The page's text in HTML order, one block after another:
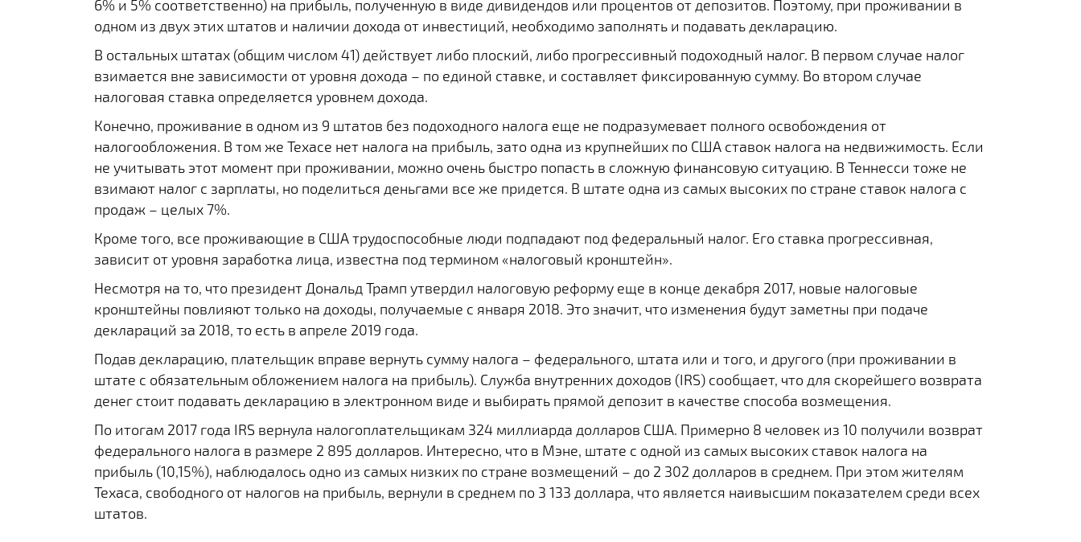
6% и 5% соответственно) на прибыль, полученную в виде дивидендов или процентов от депозитов. Поэтому, при проживании в
одном из двух этих штатов и наличии дохода от инвестиций, необходимо заполнять и подавать декларацию.
В остальных штатах (общим числом 41) действует либо плоский, либо прогрессивный подоходный налог. В первом случае налог
взимается вне зависимости от уровня дохода – по единой ставке, и составляет фиксированную сумму. Во втором случае
налоговая ставка определяется уровнем дохода.
Конечно, проживание в одном из 9 штатов без подоходного налога еще не подразумевает полного освобождения от
налогообложения. В том же Техасе нет налога на прибыль, зато одна из крупнейших по США ставок налога на недвижимость. Если
не учитывать этот момент при проживании, можно очень быстро попасть в сложную финансовую ситуацию. В Теннесси тоже не
взимают налог с зарплаты, но поделиться деньгами все же придется. В штате одна из самых высоких по стране ставок налога с
продаж – целых 7%.
Кроме того, все проживающие в США трудоспособные люди подпадают под федеральный налог. Его ставка прогрессивная,
зависит от уровня заработка лица, известна под термином «налоговый кронштейн».
Несмотря на то, что президент Дональд Трамп утвердил налоговую реформу еще в конце декабря 2017, новые налоговые
кронштейны повлияют только на доходы, получаемые с января 2018. Это значит, что изменения будут заметны при подаче
деклараций за 2018, то есть в апреле 2019 года.
Подав декларацию, плательщик вправе вернуть сумму налога – федерального, штата или и того, и другого (при проживании в
штате с обязательным обложением налога на прибыль). Служба внутренних доходов (IRS) сообщает, что для скорейшего возврата
денег стоит подавать декларацию в электронном виде и выбирать прямой депозит в качестве способа возмещения.
По итогам 2017 года IRS вернула налогоплательщикам 324 миллиарда долларов США. Примерно 8 человек из 10 получили возврат
федерального налога в размере 2 895 долларов. Интересно, что в Мэне, штате с одной из самых высоких ставок налога на
прибыль (10,15%), наблюдалось одно из самых низких по стране возмещений – до 2 302 долларов в среднем. При этом жителям
Техаса, свободного от налогов на прибыль, вернули в среднем по 3 133 доллара, что является наивысшим показателем среди всех
штатов.